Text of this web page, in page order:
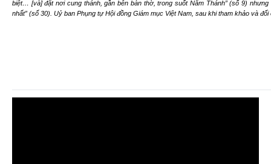
biệt… [và] đặt nơi cung thánh, gần bên bàn thờ, trong suốt Năm Thánh” (số 9)
nhất” (số 30). Uỷ ban Phụng tự Hội đồng Giám mục Việt Nam, sau khi tham khảo và